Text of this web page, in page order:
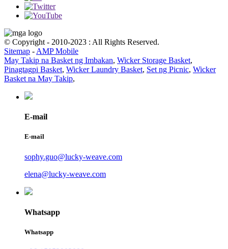
© Copyright - 2010-2023 : All Rights Reserved.
Sitemap - AMP Mobile
May Takip na Basket ng Imbakan, Wicker Storage Basket,
Pinagtagpi Basket, Wicker Laundry Basket, Set ng Picnic, Wicker
Basket na May Takip,
E-mail
E-mail
sophy.guo@lucky-weave.com
elena@lucky-weave.com
Whatsapp
Whatsapp